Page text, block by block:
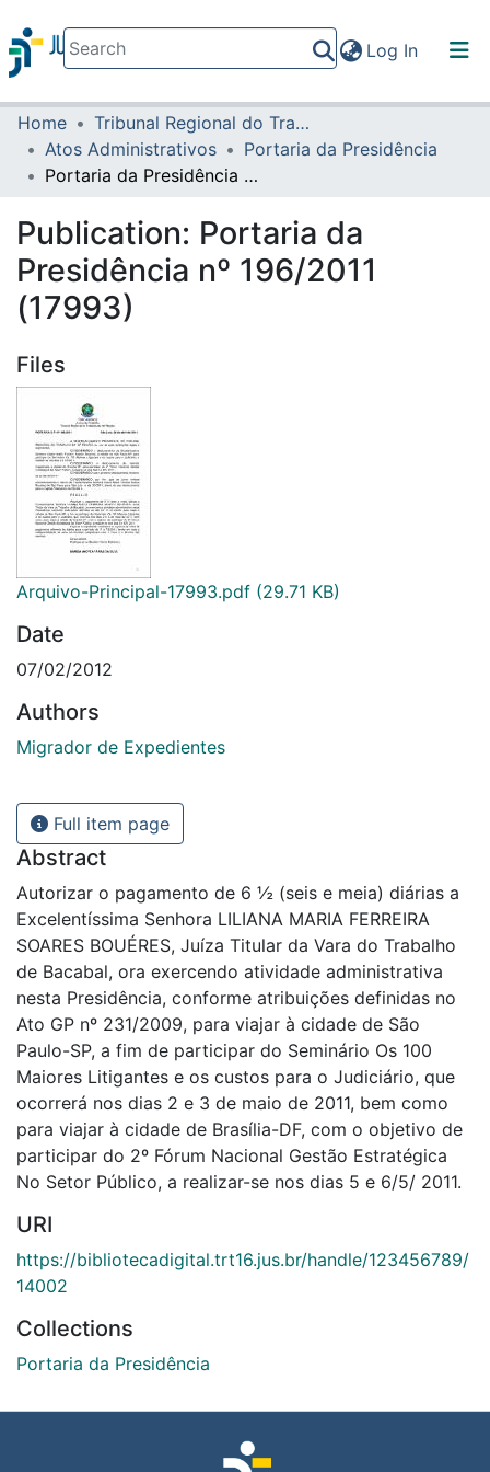
Log In(current)
Communities & Collections
All of DSpace
Home
Tribunal Regional do Trabalho da 16ª Região
Atos Administrativos
Portaria da Presidência
Portaria da Presidência nº 196/2011 (17993)
Publication: Portaria da
Presidência nº 196/2011
(17993)
Files
Arquivo-Principal-17993.pdf (29.71 KB)
Date
07/02/2012
Authors
Migrador de Expedientes
Full item page
Abstract
Autorizar o pagamento de 6 ½ (seis e meia) diárias a
Excelentíssima Senhora LILIANA MARIA FERREIRA
SOARES BOUÉRES, Juíza Titular da Vara do Trabalho
de Bacabal, ora exercendo atividade administrativa
nesta Presidência, conforme atribuições definidas no
Ato GP nº 231/2009, para viajar à cidade de São
Paulo-SP, a fim de participar do Seminário Os 100
Maiores Litigantes e os custos para o Judiciário, que
ocorrerá nos dias 2 e 3 de maio de 2011, bem como
para viajar à cidade de Brasília-DF, com o objetivo de
participar do 2º Fórum Nacional Gestão Estratégica
No Setor Público, a realizar-se nos dias 5 e 6/5/ 2011.
URI
https://bibliotecadigital.trt16.jus.br/handle/123456789/
14002
Collections
Portaria da Presidência